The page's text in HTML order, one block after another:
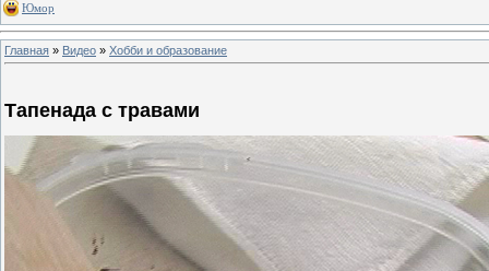
Юмор
Главная » Видео » Хобби и образование
Тапенада с травами